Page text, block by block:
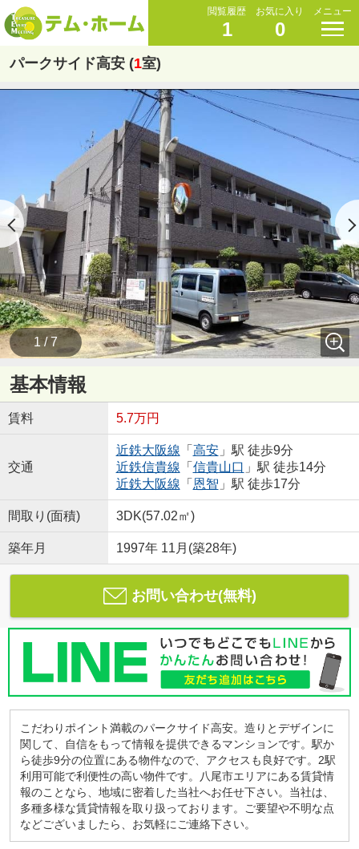
閲覧履歴
1
お気に入り
0
メニュー
パークサイド高安 (1室)
1 / 7
基本情報
賃料 5.7万円
交通
近鉄大阪線 「 高安」駅 徒歩9分
近鉄信貴線 「 信貴山口 」駅 徒歩14分
近鉄大阪線 「 恩智 」駅 徒歩17分
間取り(面積) 3DK(57.02㎡)
築年月 1997年 11月(築28年)
お問い合わせ(無料)
こだわりポイント満載のパークサイド高安。造りとデザインに
関して、自信をもって情報を提供できるマンションです。駅か
ら徒歩9分の位置にある物件なので、アクセスも良好です。2駅
利用可能で利便性の高い物件です。八尾市エリアにある賃貸情
報のことなら、地域に密着した当社へお任せ下さい。当社は、
多種多様な賃貸情報を取り扱っております。ご要望や不明な点
などございましたら、お気軽にご連絡下さい。